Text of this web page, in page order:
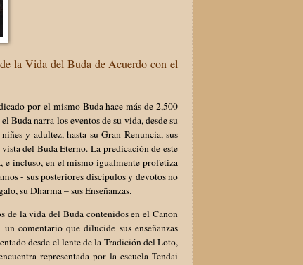
la Vida del Buda de Acuerdo con el
por el mismo Buda hace más de 2,500
Buda narra los eventos de su vida, desde su
y adultez, hasta su Gran Renuncia, sus
del Buda Eterno. La predicación de este
e incluso, en el mismo igualmente profetiza
- sus posteriores discípulos y devotos no
su Dharma – sus Enseñanzas.
de la vida del Buda contenidos en el Canon
comentario que dilucide sus enseñanzas
desde el lente de la Tradición del Loto,
representada por la escuela Tendai